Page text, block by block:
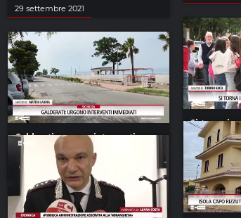
29 settembre 2021
Si torna in
Valentia
16
Galderati: urgono interventi
immediati
21 luglio 2024